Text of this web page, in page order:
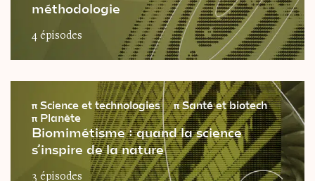
méthodologie
4 épisodes
π Science et technologies πSanté et biotech
π Planète
Biomimétisme : quand la science
s’inspire de la nature
3 épisodes